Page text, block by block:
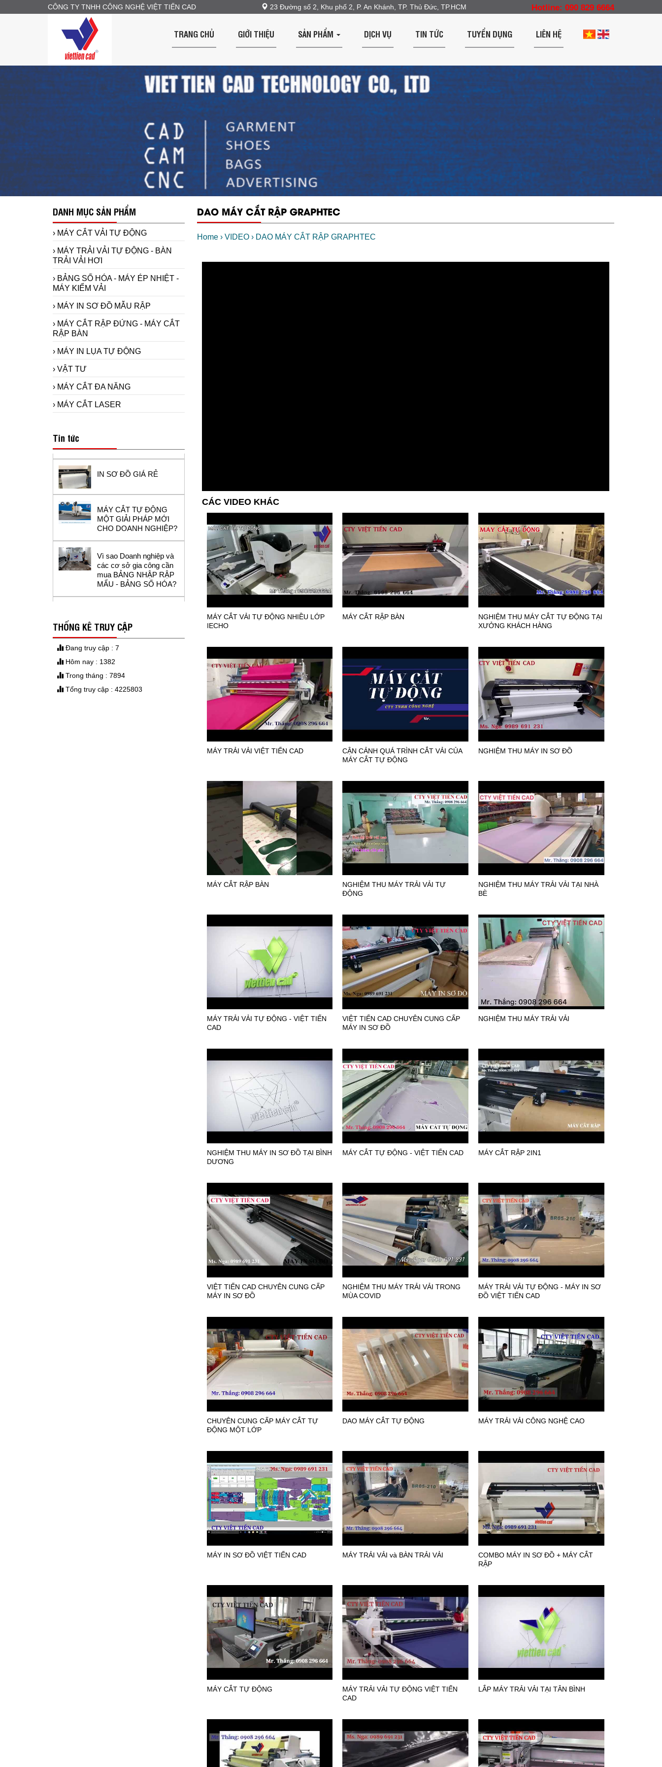
CÔNG TY TNHH CÔNG NGHỆ VIỆT TIẾN CAD 23 Đường số 2, Khu phố 2, P. An Khánh, TP. Thủ Đức, TP.HCM Hotline: 090 829 6664
TRANG CHỦ GIỚI THIỆU SẢN PHẨM DỊCH VỤ TIN TỨC TUYỂN DỤNG LIÊN HỆ
DANH MỤC SẢN PHẨM
› MÁY CẮT VẢI TỰ ĐỘNG
› MÁY TRẢI VẢI TỰ ĐỘNG - BÀN
TRẢI VẢI HƠI
› BẢNG SỐ HÓA - MÁY ÉP NHIỆT -
MÁY KIỂM VẢI
› MÁY IN SƠ ĐỒ MẪU RẬP
› MÁY CẮT RẬP ĐỨNG - MÁY CẮT
RẬP BÀN
› MÁY IN LỤA TỰ ĐỘNG
› VẬT TƯ
› MÁY CẮT ĐA NĂNG
› MÁY CẮT LASER
Tin tức
Máy in sơ đồ siêu bền
MỘT GIẢI PHÁP MỚI
CHO DOANH NGHIỆP?
các cơ sở gia công cần
mua BẢNG NHẬP RẬP
MẨU - BẢNG SỐ HÓA?
DAO MÁY CẮT TỰ
ĐỘNG
DAO MÁY CẮT RẬP
THỐNG KÊ TRUY CẬP
Đang truy cập : 7
Hôm nay : 1382
Trong tháng : 7894
Tổng truy cập : 4225803
DAO MÁY CẮT RẬP GRAPHTEC
Home› VIDEO › DAO MÁY CẮT RẬP GRAPHTEC
CÁC VIDEO KHÁC
MÁY CẮT VẢI TỰ ĐỘNG NHIỀU LỚP
IECHO
MÁY CẮT RẬP BÀN
NGHIỆM THU MÁY CẮT TỰ ĐỘNG TẠI
XƯỞNG KHÁCH HÀNG
MÁY TRẢI VẢI VIỆT TIẾN CAD
CẬN CẢNH QUÁ TRÌNH CẮT VẢI CỦA
MÁY CẮT TỰ ĐỘNG
NGHIỆM THU MÁY IN SƠ ĐỒ
MÁY CẮT RẬP BÀN
NGHIỆM THU MÁY TRẢI VẢI TỰ
ĐỘNG
NGHIỆM THU MÁY TRẢI VẢI TẠI NHÀ
BÈ
MÁY TRẢI VẢI TỰ ĐỘNG - VIỆT TIẾN
CAD
VIỆT TIẾN CAD CHUYÊN CUNG CẤP
MÁY IN SƠ ĐỒ
NGHIỆM THU MÁY TRẢI VẢI
NGHIỆM THU MÁY IN SƠ ĐỒ TẠI BÌNH
DƯƠNG
MÁY CẮT TỰ ĐỘNG - VIỆT TIẾN CAD MÁY CẮT RẬP 2IN1
VIỆT TIẾN CAD CHUYÊN CUNG CẤP
MÁY IN SƠ ĐỒ
NGHIỆM THU MÁY TRẢI VẢI TRONG
MÙA COVID
MÁY TRẢI VẢI TỰ ĐỘNG - MÁY IN SƠ
ĐỒ VIỆT TIẾN CAD
CHUYÊN CUNG CẤP MÁY CẮT TỰ
ĐỘNG MỘT LỚP
DAO MÁY CẮT TỰ ĐỘNG MÁY TRẢI VẢI CÔNG NGHỆ CAO
MÁY IN SƠ ĐỒ VIỆT TIẾN CAD MÁY TRẢI VẢI và BÀN TRẢI VẢI
COMBO MÁY IN SƠ ĐỒ + MÁY CẮT
RẬP
MÁY CẮT TỰ ĐỘNG
MÁY TRẢI VẢI TỰ ĐỘNG VIỆT TIẾN
CAD
LẮP MÁY TRẢI VẢI TẠI TÂN BÌNH